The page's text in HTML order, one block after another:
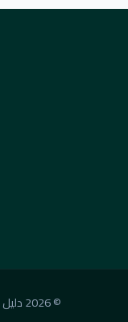
© 2026 دليل المنصورية. جميع الحقوق محفوظة.